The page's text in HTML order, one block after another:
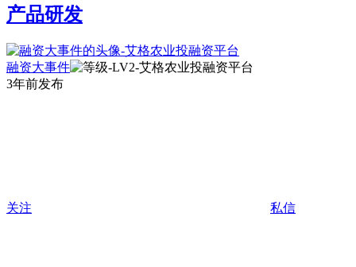
产品研发
融资大事件
3年前发布
关注 私信